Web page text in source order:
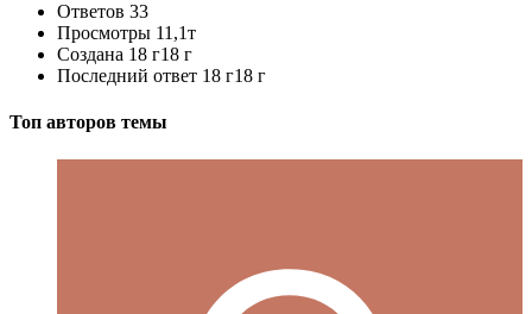
Ответов 33
Просмотры 11,1т
Создана 18 г18 г
Последний ответ 18 г18 г
Топ авторов темы